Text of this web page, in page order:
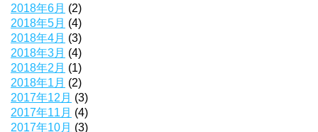
2018年6月 (2)
2018年5月 (4)
2018年4月 (3)
2018年3月 (4)
2018年2月 (1)
2018年1月 (2)
2017年12月 (3)
2017年11月 (4)
2017年10月 (3)